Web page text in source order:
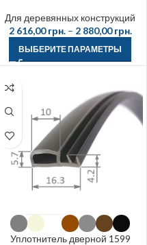
Для деревянных конструкций
2 616,00грн. – 2 880,00грн.
ВЫБЕРИТЕ ПАРАМЕТРЫ
Уплотнитель дверной 1599